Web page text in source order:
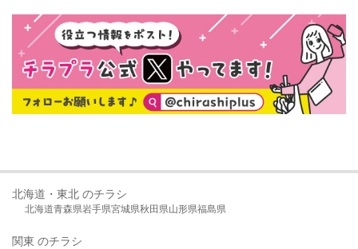
北海道・東北 のチラシ
北海道青森県岩手県宮城県秋田県山形県福島県
関東 のチラシ